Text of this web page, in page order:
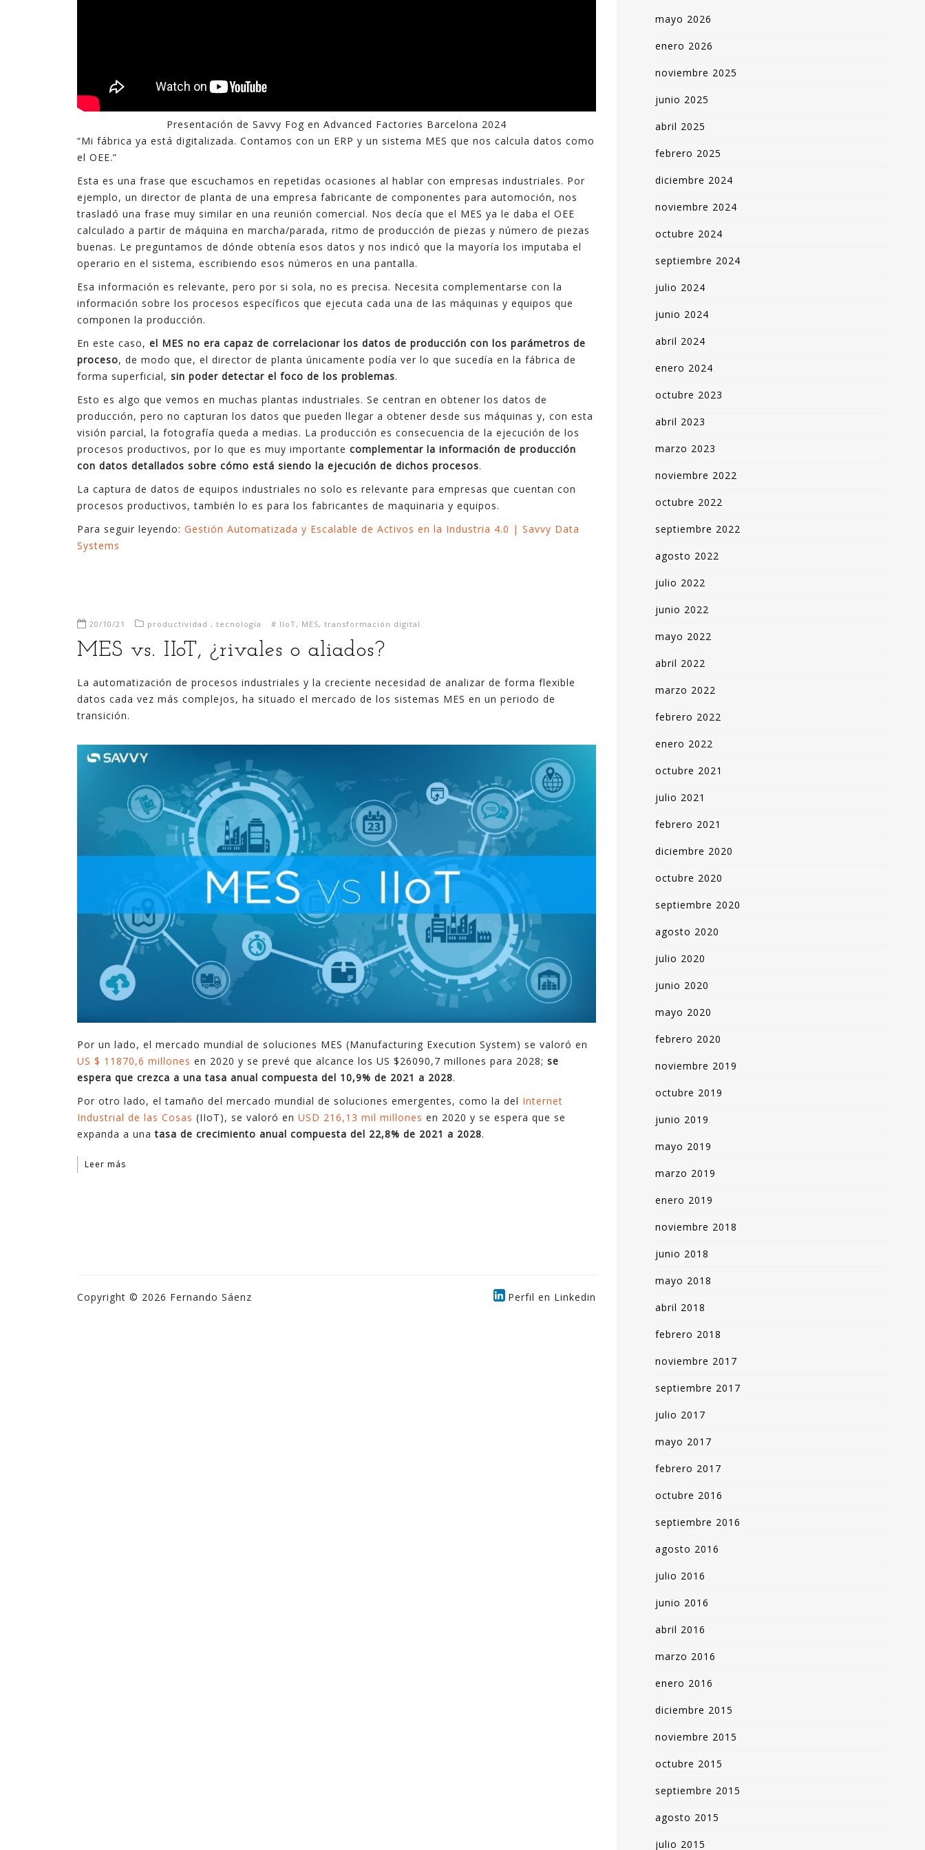
Presentación de Savvy Fog en Advanced Factories Barcelona 2024
“Mi fábrica ya está digitalizada. Contamos con un ERP y un sistema MES que nos calcula datos como
el OEE.”
Esta es una frase que escuchamos en repetidas ocasiones al hablar con empresas industriales. Por
ejemplo, un director de planta de una empresa fabricante de componentes para automoción, nos
trasladó una frase muy similar en una reunión comercial. Nos decía que el MES ya le daba el OEE
calculado a partir de máquina en marcha/parada, ritmo de producción de piezas y número de piezas
buenas. Le preguntamos de dónde obtenía esos datos y nos indicó que la mayoría los imputaba el
operario en el sistema, escribiendo esos números en una pantalla.
Esa información es relevante, pero por si sola, no es precisa. Necesita complementarse con la
información sobre los procesos específicos que ejecuta cada una de las máquinas y equipos que
componen la producción.
En este caso, el MES no era capaz de correlacionar los datos de producción con los parámetros de
proceso, de modo que, el director de planta únicamente podía ver lo que sucedía en la fábrica de
forma superficial, sin poder detectar el foco de los problemas.
Esto es algo que vemos en muchas plantas industriales. Se centran en obtener los datos de
producción, pero no capturan los datos que pueden llegar a obtener desde sus máquinas y, con esta
visión parcial, la fotografía queda a medias. La producción es consecuencia de la ejecución de los
procesos productivos, por lo que es muy importante complementar la información de producción
con datos detallados sobre cómo está siendo la ejecución de dichos procesos.
La captura de datos de equipos industriales no solo es relevante para empresas que cuentan con
procesos productivos, también lo es para los fabricantes de maquinaria y equipos.
Para seguir leyendo: Gestión Automatizada y Escalable de Activos en la Industria 4.0 | Savvy Data
Systems
20/10/21 productividad , tecnología # IIoT, MES, transformación digital
MES vs. IIoT, ¿rivales o aliados?
La automatización de procesos industriales y la creciente necesidad de analizar de forma flexible
datos cada vez más complejos, ha situado el mercado de los sistemas MES en un periodo de
transición.
Por un lado, el mercado mundial de soluciones MES (Manufacturing Execution System) se valoró en
US $ 11870,6 millones en 2020 y se prevé que alcance los US $26090,7 millones para 2028; se
espera que crezca a una tasa anual compuesta del 10,9% de 2021 a 2028.
Por otro lado, el tamaño del mercado mundial de soluciones emergentes, como la del Internet
Industrial de las Cosas (IIoT), se valoró en USD 216,13 mil millones en 2020 y se espera que se
expanda a unatasa de crecimiento anual compuesta del 22,8% de 2021 a 2028.
Leer más
Copyright © 2026 Fernando Sáenz Perfil en Linkedin
mayo 2026
enero 2026
noviembre 2025
junio 2025
abril 2025
febrero 2025
diciembre 2024
noviembre 2024
octubre 2024
septiembre 2024
julio 2024
junio 2024
abril 2024
enero 2024
octubre 2023
abril 2023
marzo 2023
noviembre 2022
octubre 2022
septiembre 2022
agosto 2022
julio 2022
junio 2022
mayo 2022
abril 2022
marzo 2022
febrero 2022
enero 2022
octubre 2021
julio 2021
febrero 2021
diciembre 2020
octubre 2020
septiembre 2020
agosto 2020
julio 2020
junio 2020
mayo 2020
febrero 2020
noviembre 2019
octubre 2019
junio 2019
mayo 2019
marzo 2019
enero 2019
noviembre 2018
junio 2018
mayo 2018
abril 2018
febrero 2018
noviembre 2017
septiembre 2017
julio 2017
mayo 2017
febrero 2017
octubre 2016
septiembre 2016
agosto 2016
julio 2016
junio 2016
abril 2016
marzo 2016
enero 2016
diciembre 2015
noviembre 2015
octubre 2015
septiembre 2015
agosto 2015
julio 2015